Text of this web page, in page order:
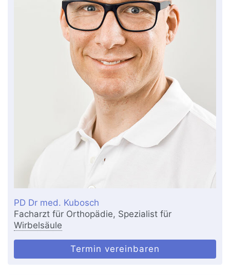
PD Dr med. Kubosch
Facharzt für Orthopädie, Spezialist für
Wirbelsäule
Termin vereinbaren